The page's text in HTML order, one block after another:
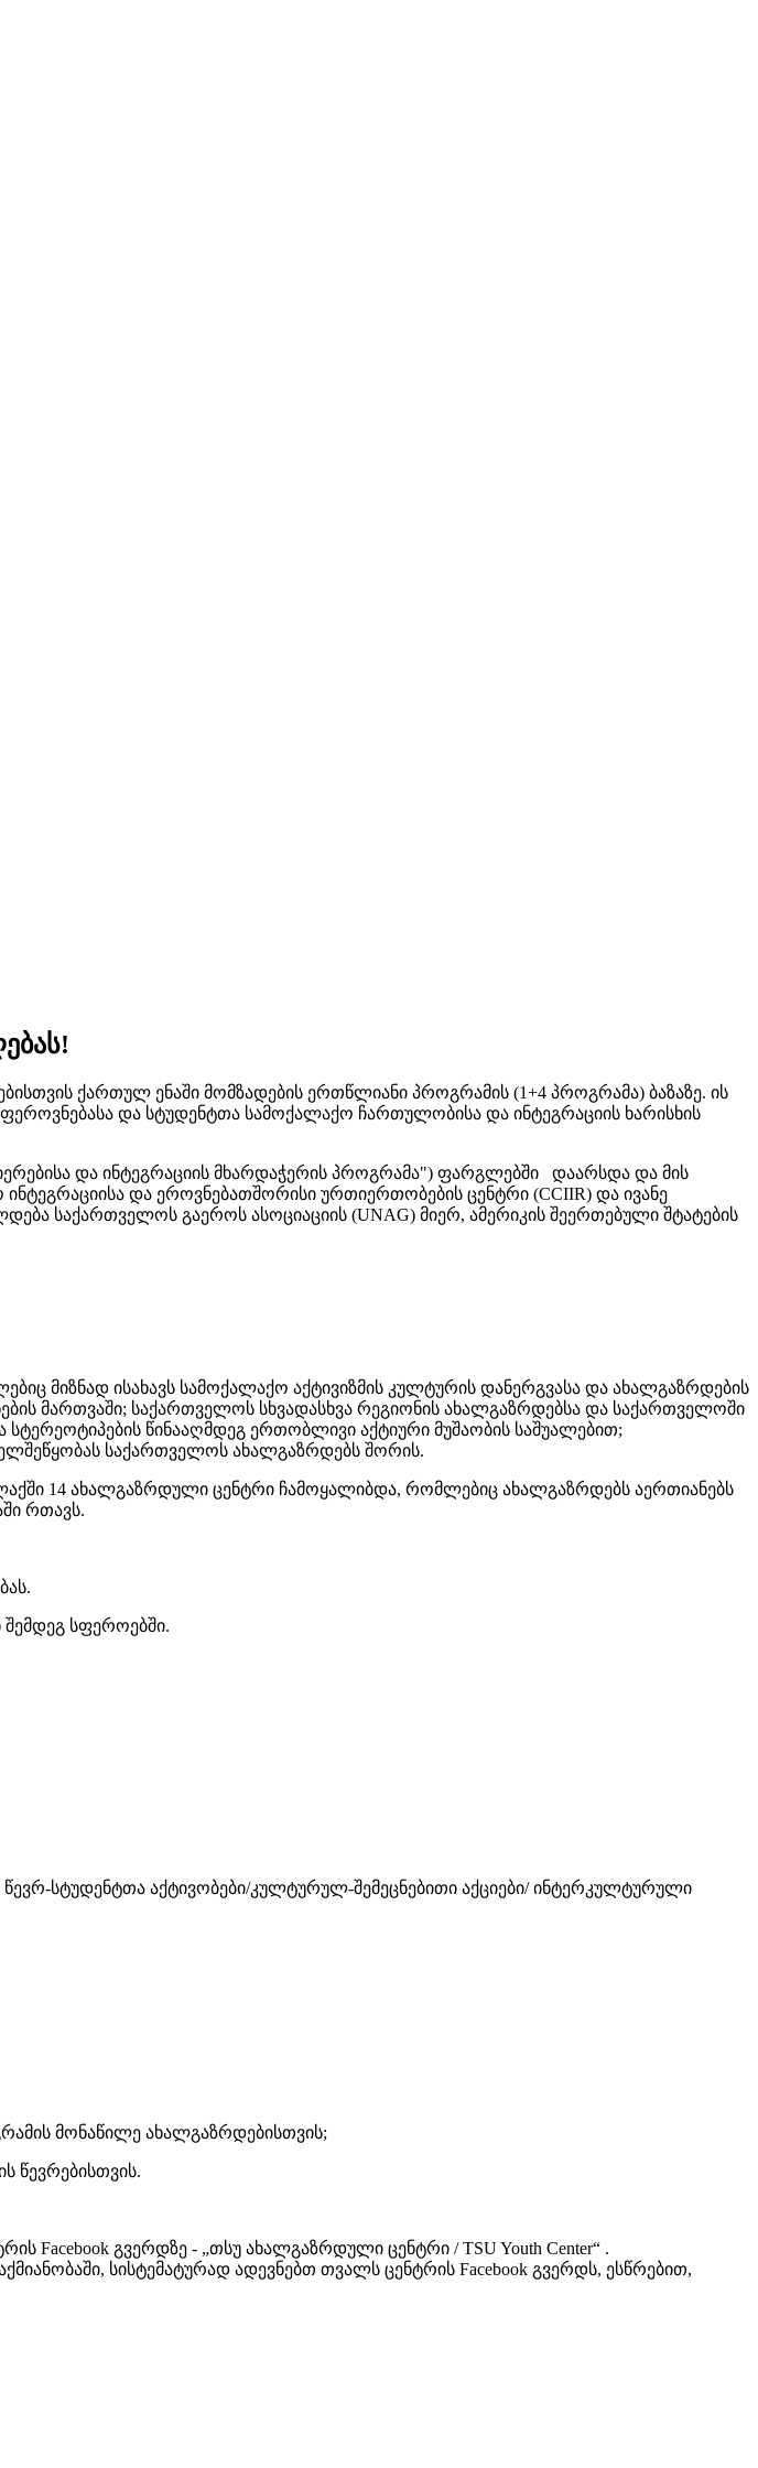
ქართულ ენაში მომზადების ერთწლიანი პროგრამის (1+4 პროგრამა) ბაზაზე. ის
და სტუდენტთა სამოქალაქო ჩართულობისა და ინტეგრაციის ხარისხის
და ინტეგრაციის მხარდაჭერის პროგრამა") ფარგლებში დაარსდა და მის
და ეროვნებათშორისი ურთიერთობების ცენტრი (CCIIR) და ივანე
საქართველოს გაეროს ასოციაციის (UNAG) მიერ, ამერიკის შეერთებული შტატების
მიზნად ისახავს სამოქალაქო აქტივიზმის კულტურის დანერგვასა და ახალგაზრდების
მართვაში; საქართველოს სხვადასხვა რეგიონის ახალგაზრდებსა და საქართველოში
წინააღმდეგ ერთობლივი აქტიური მუშაობის საშუალებით;
საქართველოს ახალგაზრდებს შორის.
14 ახალგაზრდული ცენტრი ჩამოყალიბდა, რომლებიც ახალგაზრდებს აერთიანებს
რთავს.
შემდეგ სფეროებში.
სტუდენტთა აქტივობები/კულტურულ-შემეცნებითი აქციები/ ინტერკულტურული
მონაწილე ახალგაზრდებისთვის;
წევრებისთვის.
გვერდზე - „თსუ ახალგაზრდული ცენტრი / TSU Youth Center“ .
სისტემატურად ადევნებთ თვალს ცენტრის Facebook გვერდს, ესწრებით,